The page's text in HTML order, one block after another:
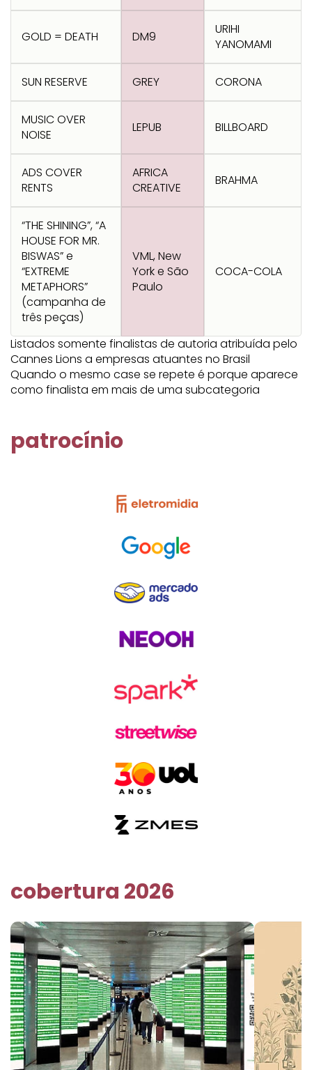
GOLD = DEATH DM9
URIHI
YANOMAMI
SUN RESERVE GREY CORONA
MUSIC OVER
NOISE
LEPUB BILLBOARD
ADS COVER
RENTS
AFRICA
CREATIVE
BRAHMA
“THE SHINING”, “A
HOUSE FOR MR.
BISWAS” e
“EXTREME
METAPHORS”
(campanha de
três peças)
VML, New
York e São
Paulo
COCA-COLA
Listados somente finalistas de autoria atribuída pelo
Cannes Lions a empresas atuantes no Brasil
Quando o mesmo case se repete é porque aparece
como finalista em mais de uma subcategoria
patrocínio
cobertura 2026